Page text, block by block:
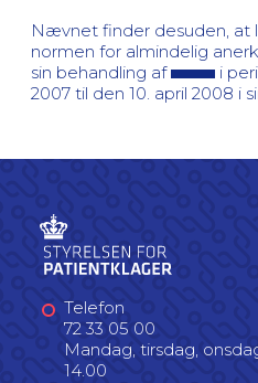
Nævnet finder desuden,
normen for almindelig
sin behandling af
i
2007 til den 10. april 2008 i
Telefon
72 33 05 00
Mandag, tirsdag,
14.00